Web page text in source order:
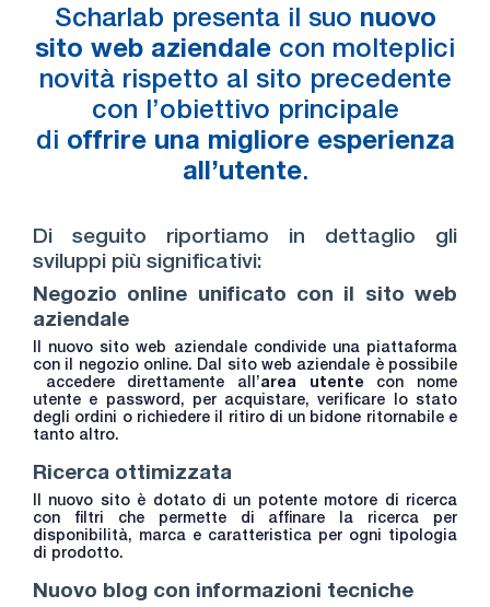
Scharlab presenta il suo nuovo
sito web aziendale con molteplici
novità rispetto al sito precedente
con l’obiettivo principale
di offrire una migliore esperienza
all’utente.
Di seguito riportiamo in dettaglio gli
sviluppi più significativi:
Negozio online unificato con il sito web
aziendale
Il nuovo sito web aziendale condivide una piattaforma
con il negozio online. Dal sito web aziendale è possibile
accedere direttamente all’area utente con nome
utente e password, per acquistare, verificare lo stato
degli ordini o richiedere il ritiro di un bidone ritornabile e
tanto altro.
Ricerca ottimizzata
Il nuovo sito è dotato di un potente motore di ricerca
con filtri che permette di affinare la ricerca per
disponibilità, marca e caratteristica per ogni tipologia
di prodotto.
Nuovo blog con informazioni tecniche